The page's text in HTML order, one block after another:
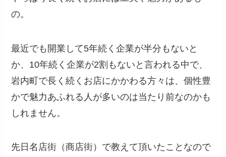
の。
最近でも開業して5年続く企業が半分もないと
か、10年続く企業が2割もないと言われる中で、
岩内町で長く続くお店にかかわる方々は、個性豊
かで魅力あふれる人が多いのは当たり前なのかも
しれません。
先日名店街（商店街）で教えて頂いたことなので